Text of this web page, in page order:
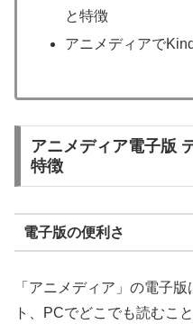
と特徴
アニメディアで
アニメディア電子版
特徴
電子版の便利さ
「アニメディア」の電子
ト、PCでどこでも読むこ